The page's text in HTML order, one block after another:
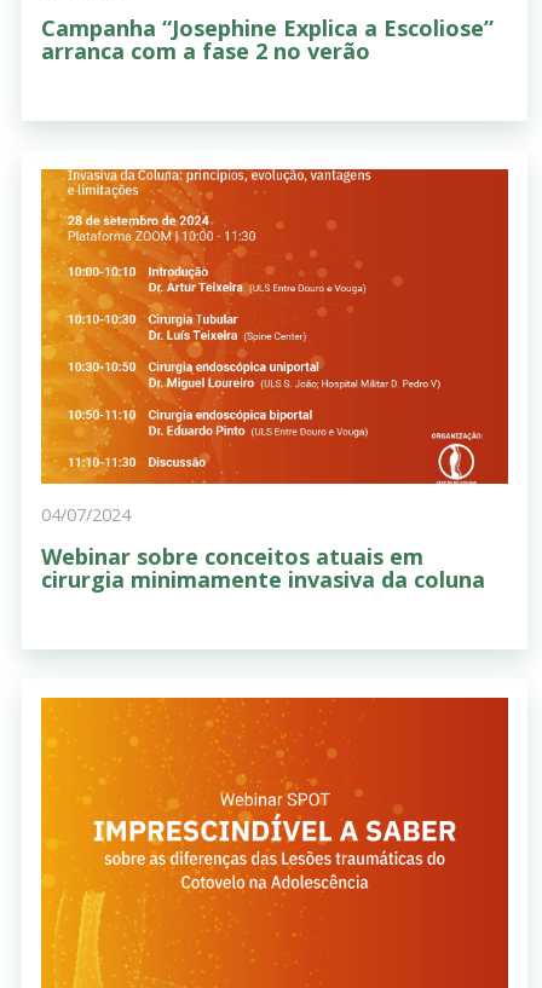
Campanha “Josephine Explica a Escoliose”
arranca com a fase 2 no verão
04/07/2024
Webinar sobre conceitos atuais em
cirurgia minimamente invasiva da coluna